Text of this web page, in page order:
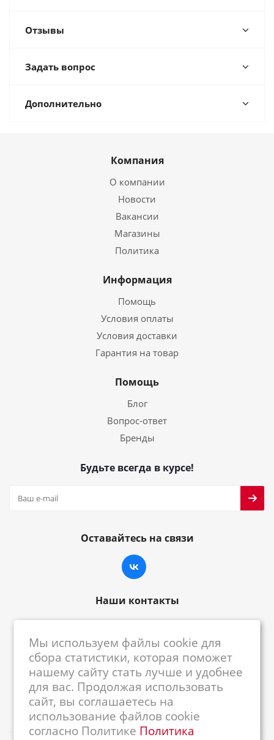
Отзывы
Задать вопрос
Дополнительно
Компания
О компании
Новости
Вакансии
Магазины
Политика
Информация
Помощь
Условия оплаты
Условия доставки
Гарантия на товар
Помощь
Блог
Вопрос-ответ
Бренды
Будьте всегда в курсе!
Оставайтесь на связи
Наши контакты
centrkkm@centrkkm.ru
185005, г. Петрозаводск, ул. Промышленная,
1/26
Мы используем файлы cookie для
сбора статистики, которая поможет
нашему сайту стать лучше и удобнее
для вас. Продолжая использовать
сайт, вы соглашаетесь на
использование файлов cookie
согласно Политике Политика